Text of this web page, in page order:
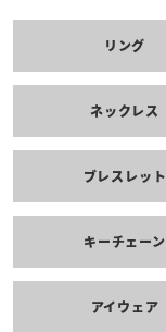
リング
ネックレス
ブレスレット
キーチェーン
アイウェア